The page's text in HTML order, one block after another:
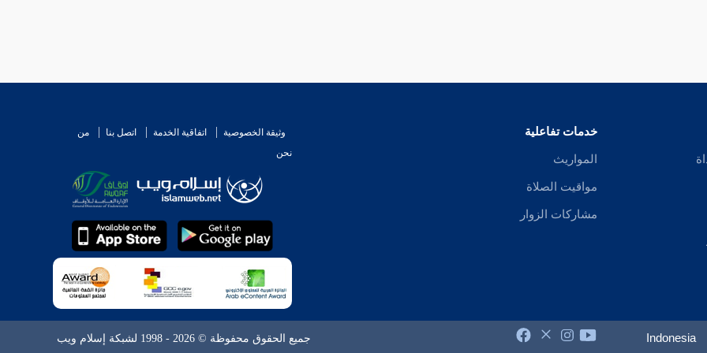
خدمات تفاعلية
المواريث
مواقيت الصلاة
مشاركات الزوار
وثيقة الخصوصية اتفاقية الخدمة اتصل بنا
من
نحن
Indonesia جميع الحقوق محفوظة © 2026 - 1998 لشبكة إسلام ويب